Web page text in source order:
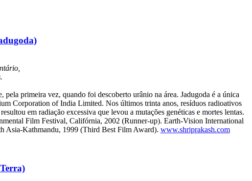
primeira vez, quando foi descoberto urânio na área. Jadugoda é a única
Corporation of India Limited. Nos últimos trinta anos, resíduos radioativos
em radiação excessiva que levou a mutações genéticas e mortes lentas.
Film Festival, Califórnia, 2002 (Runner-up). Earth-Vision International
Asia-Kathmandu, 1999 (Third Best Film Award). www.shriprakash.com